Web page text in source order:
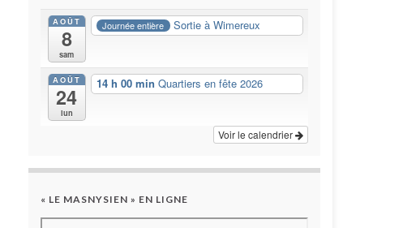
AOÛT
8
sam
Journée entière Sortie à Wimereux
AOÛT
24
lun
14 h 00 min Quartiers en fête 2026
Voir le calendrier
« LE MASNYSIEN » EN LIGNE